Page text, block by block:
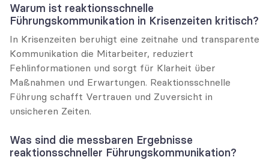
Warum ist reaktionsschnelle
Führungskommunikation in Krisenzeiten kritisch?
In Krisenzeiten beruhigt eine zeitnahe und transparente
Kommunikation die Mitarbeiter, reduziert
Fehlinformationen und sorgt für Klarheit über
Maßnahmen und Erwartungen. Reaktionsschnelle
Führung schafft Vertrauen und Zuversicht in
unsicheren Zeiten.
Was sind die messbaren Ergebnisse
reaktionsschneller Führungskommunikation?